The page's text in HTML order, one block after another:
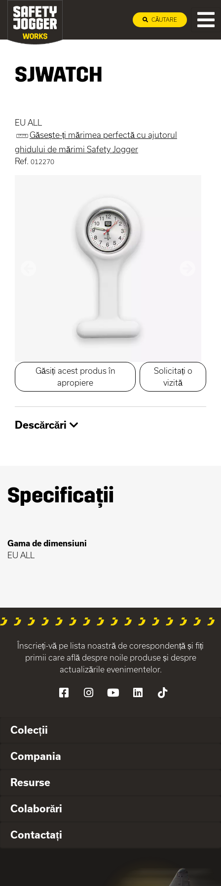
CĂUTARE
SJWATCH
EU ALL
Găsește-ți mărimea perfectă cu ajutorul
ghidului de mărimi Safety Jogger
Ref. 012270
Găsiți acest produs în
apropiere
Solicitați o
vizită
Descărcări
Specificații
Gama de dimensiuni
EU ALL
Înscrieți-vă pe lista noastră de corespondență și fiți
primii care află despre noile produse și despre
actualizările evenimentelor.
Colecții
Compania
Resurse
Colaborări
Contactați